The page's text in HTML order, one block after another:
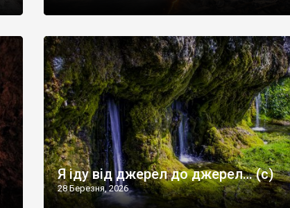
Я іду від джерел до джерел… (с)
28 Березня, 2026